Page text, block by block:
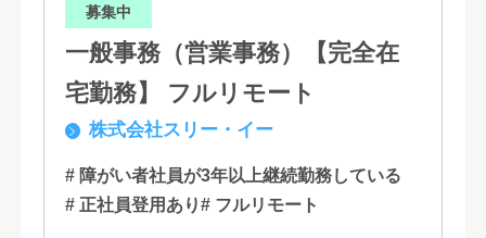
募集中
一般事務（営業事務）【完全在
宅勤務】 フルリモート
株式会社スリー・イー
# 障がい者社員が3年以上継続勤務している
# 正社員登用あり# フルリモート